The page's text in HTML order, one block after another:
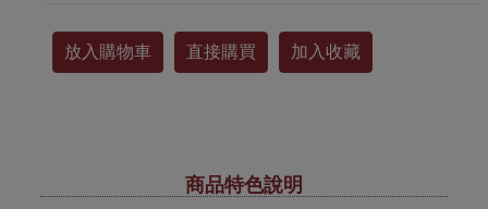
放入購物車 直接購買 加入收藏
商品特色說明